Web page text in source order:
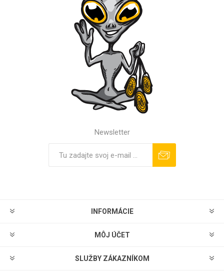
Newsletter
INFORMÁCIE
MÔJ ÚČET
SLUŽBY ZÁKAZNÍKOM